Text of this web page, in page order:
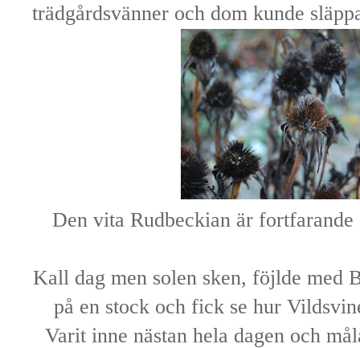
trädgårdsvänner och dom kunde
Den vita Rudbeckian är
Kall dag men solen sken, föjlde med
på en stock och fick se hur
Varit inne nästan hela dagen och